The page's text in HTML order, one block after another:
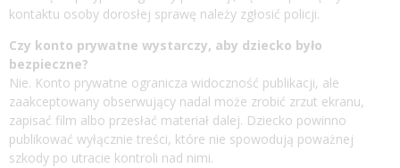
kontaktu osoby dorosłej sprawę należy zgłosić policji.
Czy konto prywatne wystarczy, aby dziecko było
bezpieczne?
Nie. Konto prywatne ogranicza widoczność publikacji, ale
zaakceptowany obserwujący nadal może zrobić zrzut ekranu,
zapisać film albo przesłać materiał dalej. Dziecko powinno
publikować wyłącznie treści, które nie spowodują poważnej
szkody po utracie kontroli nad nimi.